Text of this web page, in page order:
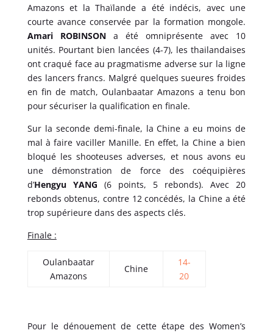
Amazons et la Thaïlande a été indécis, avec une
courte avance conservée par la formation mongole.
Amari ROBINSONa été omniprésente avec 10
unités. Pourtant bien lancées (4-7), les thailandaises
ont craqué face au pragmatisme adverse sur la ligne
des lancers francs. Malgré quelques sueures froides
en fin de match, Oulanbaatar Amazons a tenu bon
pour sécuriser la qualification en finale.
Sur la seconde demi-finale, la Chine a eu moins de
mal à faire vaciller Manille. En effet, la Chine a bien
bloqué les shooteuses adverses, et nous avons eu
une démonstration de force des coéquipières
d’Hengyu YANG (6 points, 5 rebonds). Avec 20
rebonds obtenus, contre 12 concédés, la Chine a été
trop supérieure dans des aspects clés.
Finale :
Oulanbaatar
Amazons
Chine
14-
20
Pour le dénouement de cette étape des Women’s